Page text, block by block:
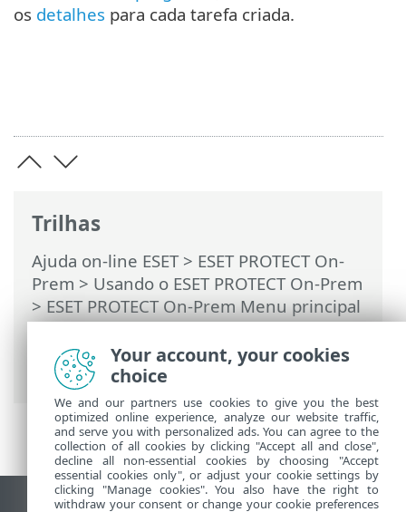
Trilhas
Ajuda on-line ESET> ESET PROTECT On-
Prem > Usando o ESET PROTECT On-Prem
> ESET PROTECT On-Prem Menu principal
>Tarefas>Tarefas de cliente>
Interromper gerenciamento (desinstalar
agente ESET Management)
os detalhes para cada tarefa criada.
Your account, your cookies
choice
We and our partners use cookies to give you the best
optimized online experience, analyze our website traffic,
and serve you with personalized ads. You can agree to the
collection of all cookies by clicking "Accept all and close",
decline all non-essential cookies by choosing "Accept
essential cookies only", or adjust your cookie settings by
clicking "Manage cookies". You also have the right to
withdraw your consent or change your cookie preferences